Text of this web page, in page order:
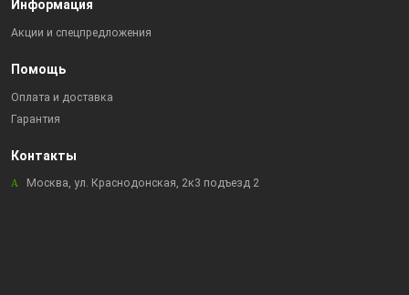
Информация
Акции и спецпредложения
Помощь
Оплата и доставка
Гарантия
Контакты
Москва, ул. Краснодонская, 2к3 подъезд 2